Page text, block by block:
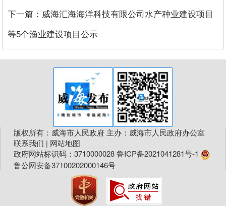
下一篇：威海汇海海洋科技有限公司水产种业建设项目
等5个渔业建设项目公示
版权所有：威海市人民政府 主办：威海市人民政府办公室
联系我们 | 网站地图
政府网站标识码：3710000028鲁ICP备2021041281号-1
鲁公网安备37100202000146号